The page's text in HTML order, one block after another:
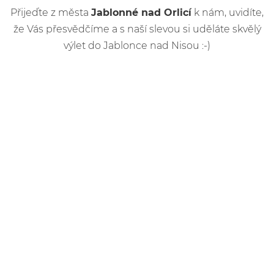
Přijeďte z města Jablonné nad Orlicík nám, uvidíte,
že Vás přesvědčíme a s naší slevou si uděláte skvělý
výlet do Jablonce nad Nisou :-)